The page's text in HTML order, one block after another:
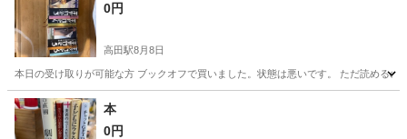
0円
高田駅8月8日
本日の受け取りが可能な方 ブックオフで買いました。状態は悪いです。 ただ読めるの
神奈川 横浜市 本
0円